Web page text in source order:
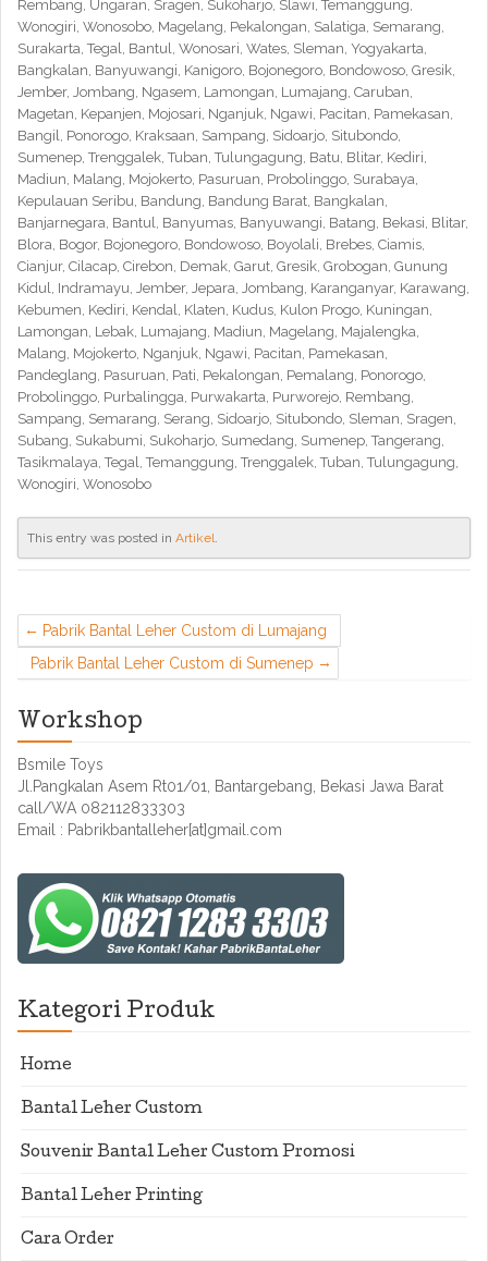
Rembang, Ungaran, Sragen, Sukoharjo, Slawi, Temanggung,
Wonogiri, Wonosobo, Magelang, Pekalongan, Salatiga, Semarang,
Surakarta, Tegal, Bantul, Wonosari, Wates, Sleman, Yogyakarta,
Bangkalan, Banyuwangi, Kanigoro, Bojonegoro, Bondowoso, Gresik,
Jember, Jombang, Ngasem, Lamongan, Lumajang, Caruban,
Magetan, Kepanjen, Mojosari, Nganjuk, Ngawi, Pacitan, Pamekasan,
Bangil, Ponorogo, Kraksaan, Sampang, Sidoarjo, Situbondo,
Sumenep, Trenggalek, Tuban, Tulungagung, Batu, Blitar, Kediri,
Madiun, Malang, Mojokerto, Pasuruan, Probolinggo, Surabaya,
Kepulauan Seribu, Bandung, Bandung Barat, Bangkalan,
Banjarnegara, Bantul, Banyumas, Banyuwangi, Batang, Bekasi, Blitar,
Blora, Bogor, Bojonegoro, Bondowoso, Boyolali, Brebes, Ciamis,
Cianjur, Cilacap, Cirebon, Demak, Garut, Gresik, Grobogan, Gunung
Kidul, Indramayu, Jember, Jepara, Jombang, Karanganyar, Karawang,
Kebumen, Kediri, Kendal, Klaten, Kudus, Kulon Progo, Kuningan,
Lamongan, Lebak, Lumajang, Madiun, Magelang, Majalengka,
Malang, Mojokerto, Nganjuk, Ngawi, Pacitan, Pamekasan,
Pandeglang, Pasuruan, Pati, Pekalongan, Pemalang, Ponorogo,
Probolinggo, Purbalingga, Purwakarta, Purworejo, Rembang,
Sampang, Semarang, Serang, Sidoarjo, Situbondo, Sleman, Sragen,
Subang, Sukabumi, Sukoharjo, Sumedang, Sumenep, Tangerang,
Tasikmalaya, Tegal, Temanggung, Trenggalek, Tuban, Tulungagung,
Wonogiri, Wonosobo
This entry was posted in Artikel.
Pabrik Bantal Leher Custom di Lumajang
Pabrik Bantal Leher Custom di Sumenep
Workshop
Bsmile Toys
Jl.Pangkalan Asem Rt01/01, Bantargebang, Bekasi Jawa Barat
call/WA 082112833303
Email : Pabrikbantalleher[at]gmail.com
Kategori Produk
Home
Bantal Leher Custom
Souvenir Bantal Leher Custom Promosi
Bantal Leher Printing
Cara Order